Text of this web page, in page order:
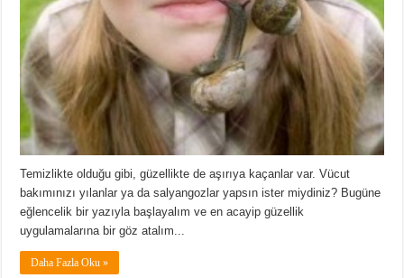
Temizlikte olduğu gibi, güzellikte de aşırıya kaçanlar var. Vücut
bakımınızı yılanlar ya da salyangozlar yapsın ister miydiniz? Bugüne
eğlencelik bir yazıyla başlayalım ve en acayip güzellik
uygulamalarına bir göz atalım...
Daha Fazla Oku »